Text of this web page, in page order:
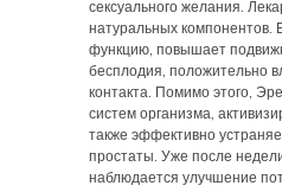
сексуального желания.
натуральных компонентов.
функцию, повышает
бесплодия, положительно
контакта. Помимо этого,
систем организма,
также эффективно
простаты. Уже после
наблюдается улучшение